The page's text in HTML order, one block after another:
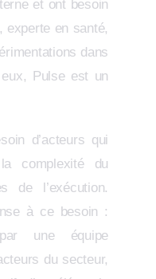
et ont besoin
experte en santé,
dans
Pulse est un
d’acteurs qui
complexité du
de l’exécution.
à ce besoin :
une équipe
du secteur,